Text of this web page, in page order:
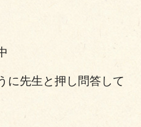
に先生と押し問答して